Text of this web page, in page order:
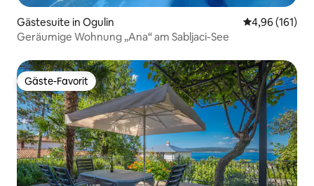
Gästesuite in Ogulin
4,96 (161)
Geräumige Wohnung „Ana“ am Sabljaci-See
Gäste-Favorit
Gäste-Favorit